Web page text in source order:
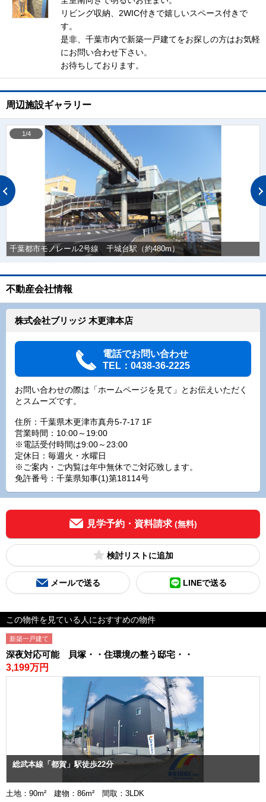
リビング収納、2WIC付きで嬉しいスペース付きで
す。
是非、千葉市内で新築一戸建てをお探しの方はお気軽
にお問い合わせ下さい。
お待ちしております。
周辺施設ギャラリー
千葉都市モノレール2号線 千城台駅（約480m）
1/4
不動産会社情報
株式会社ブリッジ 木更津本店
電話でお問い合わせ
TEL：0438-36-2225
お問い合わせの際は「ホームページを見て」とお伝えいただく
とスムーズです。
住所：千葉県木更津市真舟5-7-17 1F
営業時間：10:00～19:00
※電話受付時間は9:00～23:00
定休日：毎週火・水曜日
※ご案内・ご内覧は年中無休でご対応致します。
免許番号：千葉県知事(1)第18114号
見学予約・資料請求 (無料)
検討リスト
メールで送る LINEで送る
この物件を見ている人におすすめの物件
新築一戸建て
深夜対応可能 貝塚・・住環境の整う邸宅・・
3,199万円
総武本線「都賀」駅徒歩22分
土地：90m² 建物：86m² 間取：3LDK